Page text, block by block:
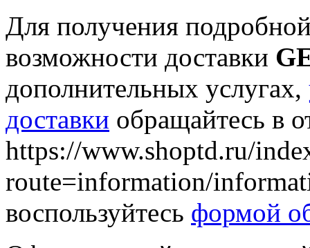
Для получения
возможности доставки
дополнительных услугах,
доставки обращайтесь в
https://www.shoptd.ru/
route=information/
воспользуйтесь формой